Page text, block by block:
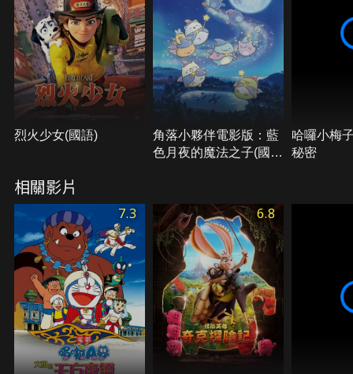
烈火少女(國語)
角落小夥伴電影版：藍
色月夜的魔法之子(國
哈囉小梅
秘密
相關影片
7.3 6.8